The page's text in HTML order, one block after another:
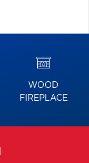
WOOD
FIREPLACE